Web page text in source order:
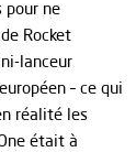
pour ne
Rocket
lanceur
– ce qui
réalité les
était à